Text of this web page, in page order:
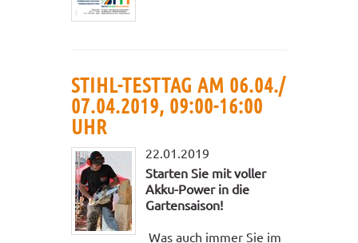
STIHL-TESTTAG AM 06.04./
07.04.2019, 09:00-16:00
UHR
22.01.2019
Starten Sie mit voller
Akku-Power in die
Gartensaison!
Was auch immer Sie im